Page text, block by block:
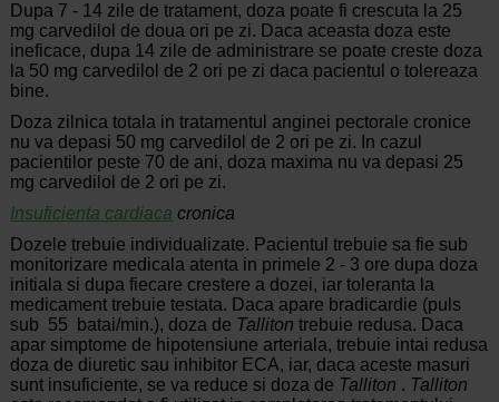
Dupa 7 - 14 zile de tratament, doza poate fi crescuta la 25
mg carvedilol de doua ori pe zi. Daca aceasta doza este
ineficace, dupa 14 zile de administrare se poate creste doza
la 50 mg carvedilol de 2 ori pe zi daca pacientul o tolereaza
bine.
Doza zilnica totala in tratamentul anginei pectorale cronice
nu va depasi 50 mg carvedilol de 2 ori pe zi. In cazul
pacientilor peste 70 de ani, doza maxima nu va depasi 25
mg carvedilol de 2 ori pe zi.
Insuficienta cardiaca cronica
Dozele trebuie individualizate. Pacientul trebuie sa fie sub
monitorizare medicala atenta in primele 2 - 3 ore dupa doza
initiala si dupa fiecare crestere a dozei, iar toleranta la
medicament trebuie testata. Daca apare bradicardie (puls
sub 55 batai/min.), doza de Talliton trebuie redusa. Daca
apar simptome de hipotensiune arteriala, trebuie intai redusa
doza de diuretic sau inhibitor ECA, iar, daca aceste masuri
sunt insuficiente, se va reduce si doza de Talliton . Talliton